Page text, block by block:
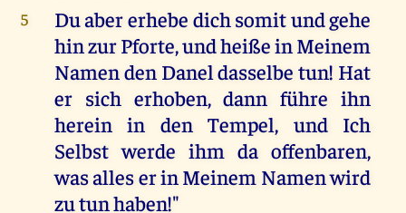
5
Du aber erhebe dich somit und gehe
hin zur Pforte, und heiße in Meinem
Namen den Danel dasselbe tun! Hat
er sich erhoben, dann führe ihn
herein in den Tempel, und Ich
Selbst werde ihm da offenbaren,
was alles er in Meinem Namen wird
zu tun haben!"